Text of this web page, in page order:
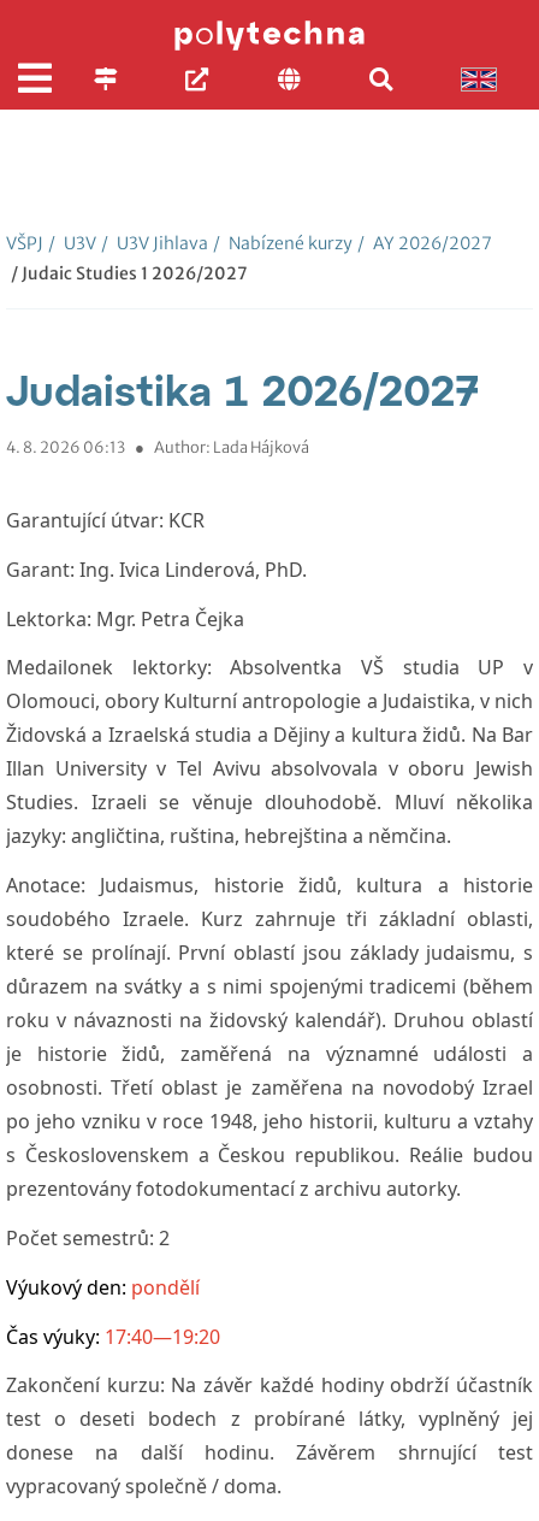
VŠPJ / U3V / U3V Jihlava / Nabízené kurzy / AY 2026/2027
/ Judaic Studies 1 2026/2027
Judaistika 1 2026/2027
4. 8. 2026 06:13 ● Author: Lada Hájková
Garantující útvar: KCR
Garant: Ing. Ivica Linderová, PhD.
Lektorka: Mgr. Petra Čejka
Medailonek lektorky: Absolventka VŠ studia UP v
Olomouci, obory Kulturní antropologie a Judaistika, v nich
Židovská a Izraelská studia a Dějiny a kultura židů. Na Bar
Illan University v Tel Avivu absolvovala v oboru Jewish
Studies. Izraeli se věnuje dlouhodobě. Mluví několika
jazyky: angličtina, ruština, hebrejština a němčina.
Anotace: Judaismus, historie židů, kultura a historie
soudobého Izraele. Kurz zahrnuje tři základní oblasti,
které se prolínají. První oblastí jsou základy judaismu, s
důrazem na svátky a s nimi spojenými tradicemi (během
roku v návaznosti na židovský kalendář). Druhou oblastí
je historie židů, zaměřená na významné události a
osobnosti. Třetí oblast je zaměřena na novodobý Izrael
po jeho vzniku v roce 1948, jeho historii, kulturu a vztahy
s Československem a Českou republikou. Reálie budou
prezentovány fotodokumentací z archivu autorky.
Počet semestrů: 2
Výukový den: pondělí
Čas výuky: 17:40—19:20
Zakončení kurzu: Na závěr každé hodiny obdrží účastník
test o deseti bodech z probírané látky, vyplněný jej
donese na další hodinu. Závěrem shrnující test
vypracovaný společně / doma.